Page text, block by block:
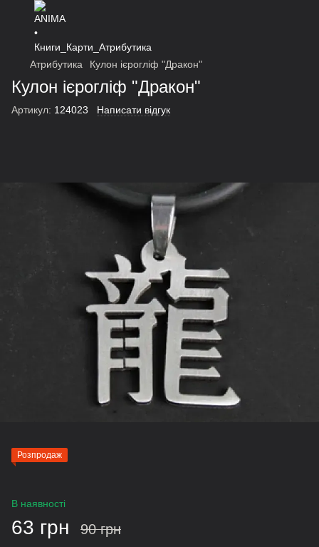
Атрибутика Кулон ієрогліф "Дракон"
Кулон ієрогліф "Дракон"
Артикул: 124023 Написати відгук
Розпродаж
В наявності
63 грн 90 грн